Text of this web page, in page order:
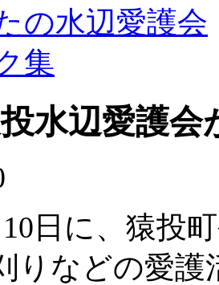
の水辺愛護会
集
水辺愛護会
10日に、猿投
りなどの愛護